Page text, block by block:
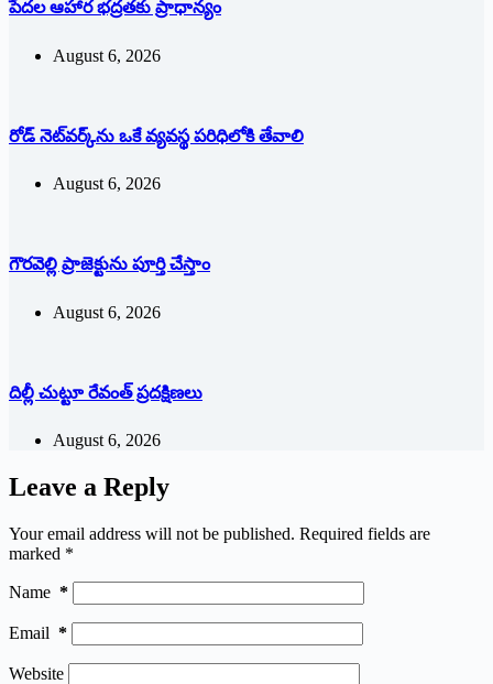
పేదల ఆహార భద్రతకు ప్రాధాన్యం
August 6, 2026
రోడ్ నెట్‌వర్క్‌ను ఒకే వ్య‌వ‌స్థ ప‌రిధిలోకి తేవాలి
August 6, 2026
గౌరవెల్లి ప్రాజెక్టును పూర్తి చేస్తాం
August 6, 2026
దిల్లీ చుట్టూ రేవంత్ ప్ర‌ద‌క్షిణ‌లు
August 6, 2026
Leave a Reply
Your email address will not be published. Required fields are
marked *
Name *
Email *
Website